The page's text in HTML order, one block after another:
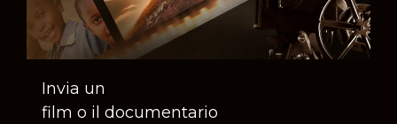
Invia un
film o il documentario